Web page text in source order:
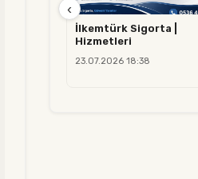
İlkemtürk Sigorta |
Hizmetleri
23.07.2026 18:38
‹